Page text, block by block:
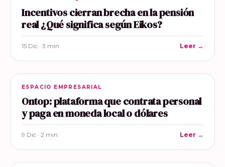
Incentivos cierran brecha en la pensión
real ¿Qué significa según Eikos?
15 Dic · 3 min Leer →
ESPACIO EMPRESARIAL
Ontop: plataforma que contrata personal
y paga en moneda local o dólares
9 Dic · 2 min Leer →